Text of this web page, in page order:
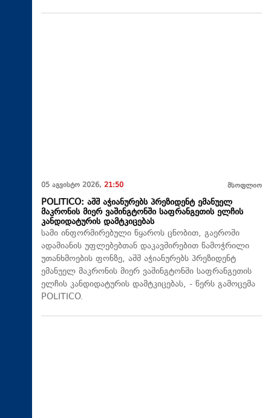
05 აგვისტო 2026, 21:50 მსოფლიო
POLITICO: აშშ აჭიანურებს პრეზიდენტ ემანუელ
მაკრონის მიერ ვაშინგტონში საფრანგეთის ელჩის
კანდიდატურის დამტკიცებას
სამი ინფორმირებული წყაროს ცნობით, გაეროში
ადამიანის უფლებებთან დაკავშირებით წამოჭრილი
უთანხმოების ფონზე, აშშ აჭიანურებს პრეზიდენტ
ემანუელ მაკრონის მიერ ვაშინგტონში საფრანგეთის
ელჩის კანდიდატურის დამტკიცებას, - წერს გამოცემა
POLITICO.